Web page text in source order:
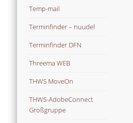
Temp-mail
Terminfinder – nuudel
Terminfinder DFN
Threema WEB
THWS MoveOn
THWS-AdobeConnect
Großgruppe